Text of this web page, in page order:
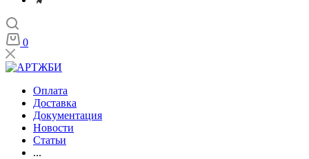
0
Оплата
Доставка
Документация
Новости
Статьи
...